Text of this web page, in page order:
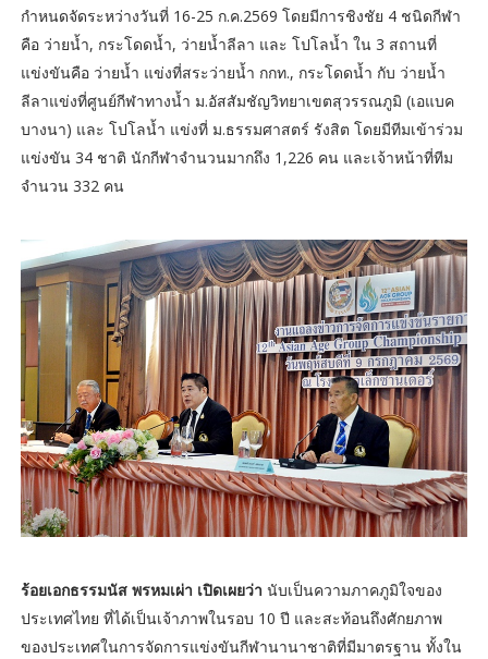
กำหนดจัดระหว่างวันที่ 16-25 ก.ค.2569 โดยมีการชิงชัย 4 ชนิดกีฬา
คือ ว่ายน้ำ, กระโดดน้ำ, ว่ายน้ำลีลา และ โปโลน้ำ ใน 3 สถานที่
แข่งขันคือ ว่ายน้ำ แข่งที่สระว่ายน้ำ กกท., กระโดดน้ำ กับ ว่ายน้ำ
ลีลาแข่งที่ศูนย์กีฬาทางน้ำ ม.อัสสัมชัญวิทยาเขตสุวรรณภูมิ (เอแบค
บางนา) และ โปโลน้ำ แข่งที่ ม.ธรรมศาสตร์ รังสิต โดยมีทีมเข้าร่วม
แข่งขัน 34 ชาติ นักกีฬาจำนวนมากถึง 1,226 คน และเจ้าหน้าที่ทีม
จำนวน 332 คน
ร้อยเอกธรรมนัส พรหมเผ่า เปิดเผยว่า นับเป็นความภาคภูมิใจของ
ประเทศไทย ที่ได้เป็นเจ้าภาพในรอบ 10 ปี และสะท้อนถึงศักยภาพ
ของประเทศในการจัดการแข่งขันกีฬานานาชาติที่มีมาตรฐาน ทั้งใน